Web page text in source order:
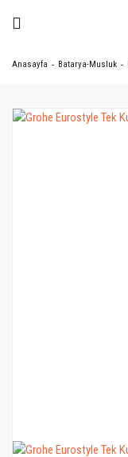
Anasayfa Batarya-Musluk